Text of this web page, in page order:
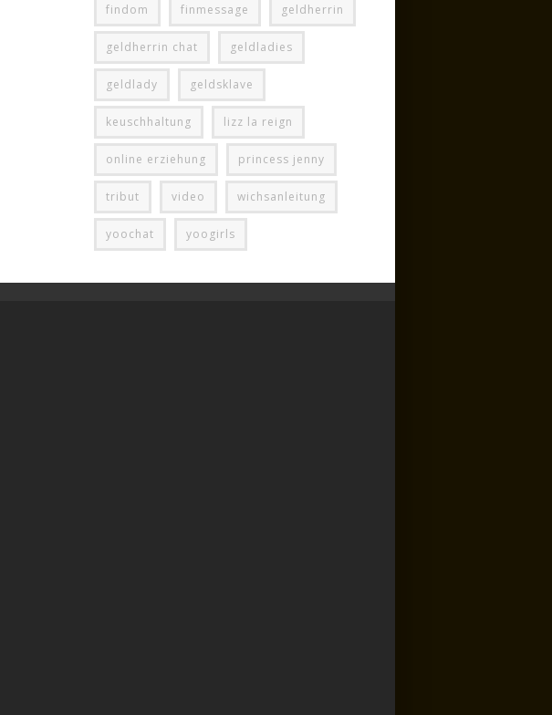
findom finmessage geldherrin
geldherrin chat geldladies
geldlady geldsklave
keuschhaltung lizz la reign
online erziehung princess jenny
tribut video wichsanleitung
yoochat yoogirls